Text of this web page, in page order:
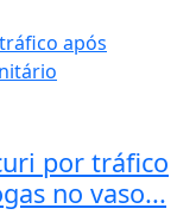
por tráfico
no vaso...